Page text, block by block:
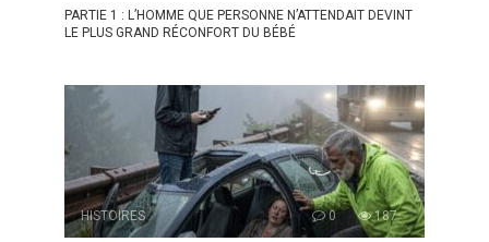
PARTIE 1 : L’HOMME QUE PERSONNE N’ATTENDAIT DEVINT
LE PLUS GRAND RÉCONFORT DU BÉBÉ
HISTOIRES 0 187